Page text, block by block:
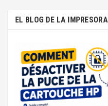
EL BLOG DE LA IMPRESORA